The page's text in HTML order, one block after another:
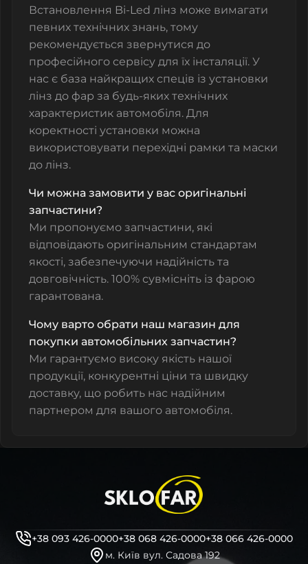
Встановлення Bi-Led лінз може вимагати
певних технічних знань, тому
рекомендується звернутися до
професійного сервісу для їх інсталяції. У
нас є база найкращих спеців із установки
лінз до фар за будь-яких технічних
характеристик автомобіля. Для
коректності установки можна
використовувати перехідні рамки та маски
до лінз.
Чи можна замовити у вас оригінальні
запчастини?
Ми пропонуємо запчастини, які
відповідають оригінальним стандартам
якості, забезпечуючи надійність та
довговічність. 100% сувмісніть із фарою
гарантована.
Чому варто обрати наш магазин для
покупки автомобільних запчастин?
Ми гарантуємо високу якість нашої
продукції, конкурентні ціни та швидку
доставку, що робить нас надійним
партнером для вашого автомобіля.
+38 093 426-0000+38 068 426-0000+38 066 426-0000
м. Київ вул. Садова 192